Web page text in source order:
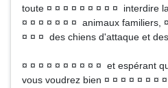
toute ¤ ¤ ¤ ¤ ¤ ¤ ¤ ¤ ¤ interdire
¤ ¤ ¤ ¤ ¤ ¤ ¤ animaux familiers,
¤ ¤ ¤ des chiens d'attaque et
¤ ¤ ¤ ¤ ¤ ¤ ¤ ¤ ¤ ¤ et espérant
vous voudrez bien ¤ ¤ ¤ ¤ ¤ ¤ ¤